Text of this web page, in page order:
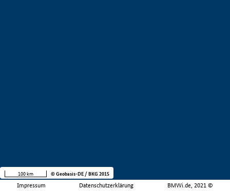
Impressum Datenschutzerklärung BMWi.de, 2021 ©
100 km © Geobasis-DE / BKG 2015